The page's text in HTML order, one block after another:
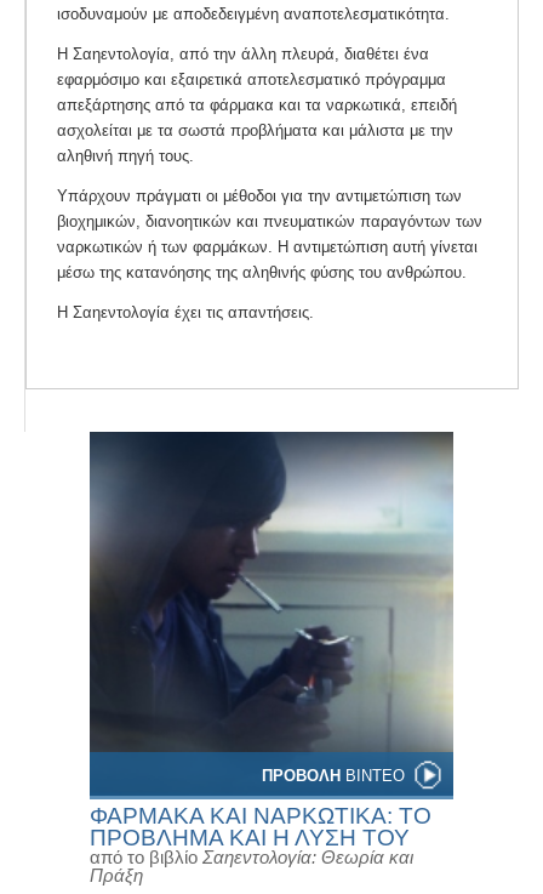
ΠΡΟΒΟΛΗ ΒΙΝΤΕΟ
ΦΑΡΜΑΚΑ ΚΑΙ ΝΑΡΚΩΤΙΚΑ: ΤΟ
ΠΡΟΒΛΗΜΑ ΚΑΙ Η ΛΥΣΗ ΤΟΥ
από το βιβλίο Σαηεντολογία: Θεωρία και
Πράξη
ισοδυναμούν με αποδεδειγμένη αναποτελεσματικότητα.
Η Σαηεντολογία, από την άλλη πλευρά, διαθέτει ένα
εφαρμόσιμο και εξαιρετικά αποτελεσματικό πρόγραμμα
απεξάρτησης από τα φάρμακα και τα ναρκωτικά, επειδή
ασχολείται με τα σωστά προβλήματα και μάλιστα με την
αληθινή πηγή τους.
Υπάρχουν πράγματι οι μέθοδοι για την αντιμετώπιση των
βιοχημικών, διανοητικών και πνευματικών παραγόντων των
ναρκωτικών ή των φαρμάκων. Η αντιμετώπιση αυτή γίνεται
μέσω της κατανόησης της αληθινής φύσης του ανθρώπου.
Η Σαηεντολογία έχει τις απαντήσεις.